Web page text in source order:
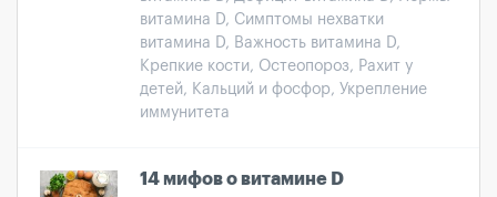
витамина D, Симптомы нехватки
витамина D, Важность витамина D,
Крепкие кости, Остеопороз, Рахит у
детей, Кальций и фосфор, Укрепление
иммунитета
14 мифов о витамине D